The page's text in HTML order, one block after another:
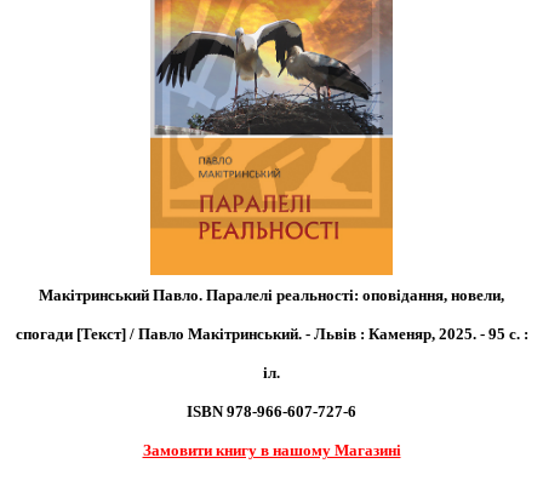
Макітринський Павло. Паралелі реальності: оповідання, новели,
спогади [Текст] / Павло Макітринський. - Львів : Каменяр, 2025. - 95 с. :
іл.
ISBN 978-966-607-727-6
Замовити книгу в нашому Магазині